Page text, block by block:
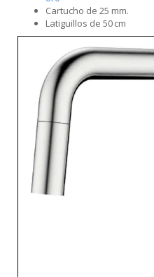
Cartucho de 25 mm.
Latiguillos de 50 cm